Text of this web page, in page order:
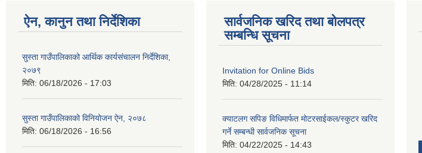
ऐन, कानुन तथा निर्देशिका
सुस्ता गाउँपालिकाको आर्थिक कार्यसंचालन निर्देशिका,
२०७९
मिति: 06/18/2026 - 17:03
सुस्ता गाउँपालिकाको विनियोजन ऐन, २०७८
मिति: 06/18/2026 - 16:56
सार्वजनिक खरिद तथा बोलपत्र
सम्बन्धि सूचना
Invitation for Online Bids
मिति: 04/28/2025 - 11:14
क्याटलग सपिङ विधिमार्फत मोटरसाईकल/स्कुटर खरिद
गर्ने सम्बन्धी सार्वजनिक सूचना
मिति: 04/22/2025 - 14:43